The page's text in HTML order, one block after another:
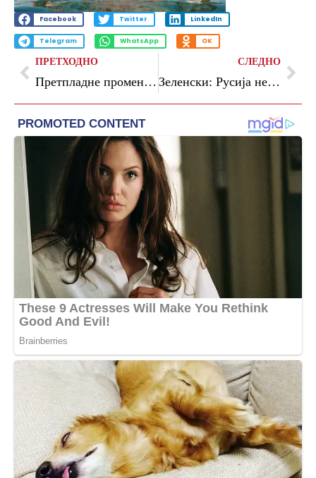
Facebook Twitter LinkedIn
Telegram WhatsApp OK
ПРЕТХОДНО
Претпладне променливо облачно, попладне краткотраен пороен дожд, грмежи и засилен ветер
СЛЕДНО
Зеленски: Русија нема намера да ја заврши војната, се подготвуваме за нови напади